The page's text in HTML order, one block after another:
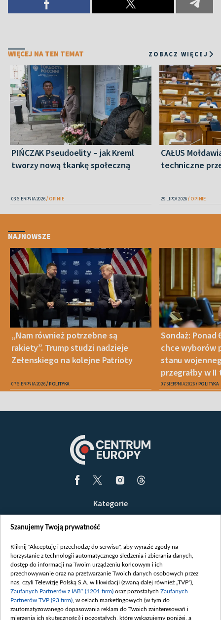
WIĘCEJ NA TEN TEMAT ZOBACZ WIĘCEJ
PIŃCZAK Pseudoelity – jak Kreml
tworzy nową tkankę społeczną
03 SIERPNIA 2026 OPINIE
CAŁUS
techniczne
29 LIPCA 2026 OPINIE
NAJNOWSZE
„Nam również potrzebne są
rakiety”. Trump studzi nadzieje
Zełenskiego na kolejne Patrioty
07 SIERPNIA 2026 POLITYKA
Sondaż: Ponad
chce wyborów
stanu
przegrałby w II
07 SIERPNIA 2026 POLITYKA
Kategorie
Opinie
Białoruś / Polska
Czytelnia
Centrum Europy
O nas
Kontakt
Szanujemy Twoją prywatność
Kliknij "Akceptuję i przechodzę do serwisu", aby wyrazić zgody na
korzystanie z technologii automatycznego śledzenia i zbierania danych,
dostęp do informacji na Twoim urządzeniu końcowym i ich
przechowywanie oraz na przetwarzanie Twoich danych osobowych przez
nas, czyli Telewizję Polską S.A. w likwidacji (zwaną dalej również „TVP”),
Zaufanych Partnerów z IAB* (1201 firm) oraz pozostałych Zaufanych
Partnerów TVP (93 firm) , w celach marketingowych (w tym do
zautomatyzowanego dopasowania reklam do Twoich zainteresowań i
mierzenia ich skuteczności) i pozostałych, które wskazujemy poniżej, a